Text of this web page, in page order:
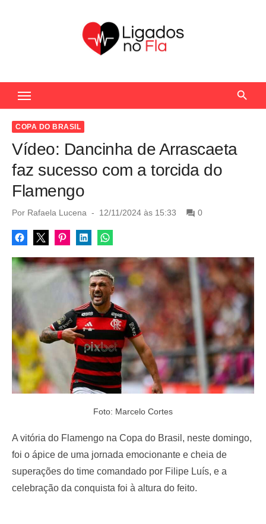
c
COPA DO BRASIL
Vídeo: Dancinha de Arrascaeta
faz sucesso com a torcida do
Flamengo
Por Rafaela Lucena
P
s
t
d
o
n
12/11/2024 às 15:33 0
Foto: Marcelo Cortes
A vitória do Flamengo na Copa do Brasil, neste domingo,
foi o ápice de uma jornada emocionante e cheia de
superações do time comandado por Filipe Luís, e a
celebração da conquista foi à altura do feito.